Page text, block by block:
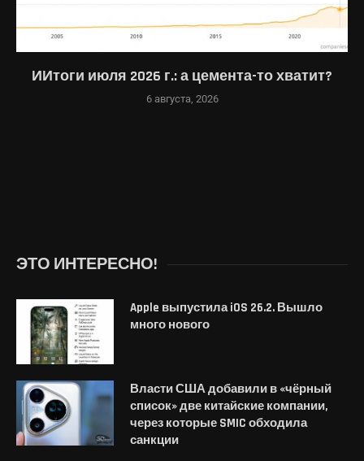
ИИтоги июля 2026 г.: а цемента-то хватит?
6 августа, 2026
ЭТО ИНТЕРЕСНО!
Apple выпустила iOS 26.2. Вышло
много нового
Власти США добавили в «чёрный
список» две китайские компании,
через которые SMIC обходила
санкции